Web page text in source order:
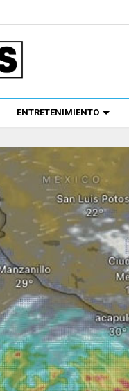
ENTRETENIMIENTO